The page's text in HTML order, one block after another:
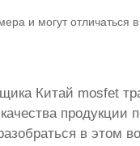
и могут отличаться
Китай mosfet
продукции
в этом